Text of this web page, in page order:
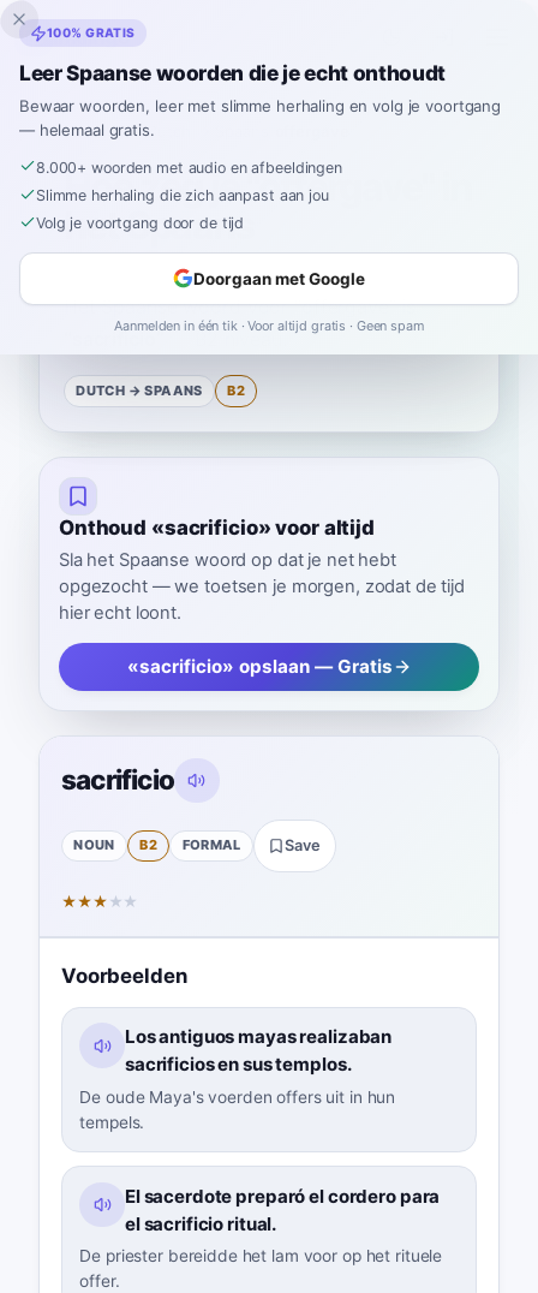
Inklingo
Home›Spaans›Dutch
Hoe zeg je "offergave" in
het Spaans
Het Spaanse woord voor“offergave”is
DUTCH → SPAANS B2
Onthoud «sacrificio» voor altijd
Sla het Spaanse woord op dat je net hebt
opgezocht — we toetsen je morgen, zodat de tijd
hier echt loont.
«sacrificio» opslaan — Gratis
sacrificio
NOUN B2 FORMAL Save
★★★ ★ ★
Voorbeelden
Los antiguos mayas realizaban
sacrificios en sus templos.
De oude Maya's voerden offers uit in hun
tempels.
El sacerdote preparó el cordero para
el sacrificio ritual.
De priester bereidde het lam voor op het rituele
offer.
100% GRATIS
Leer Spaanse woorden die je echt onthoudt
Bewaar woorden, leer met slimme herhaling en volg je voortgang
— helemaal gratis.
8.000+ woorden met audio en afbeeldingen
Slimme herhaling die zich aanpast aan jou
Volg je voortgang door de tijd
Doorgaan met Google
Aanmelden in één tik · Voor altijd gratis · Geen spam